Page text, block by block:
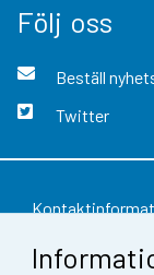
Följ oss
Beställ
Twitter
Respons